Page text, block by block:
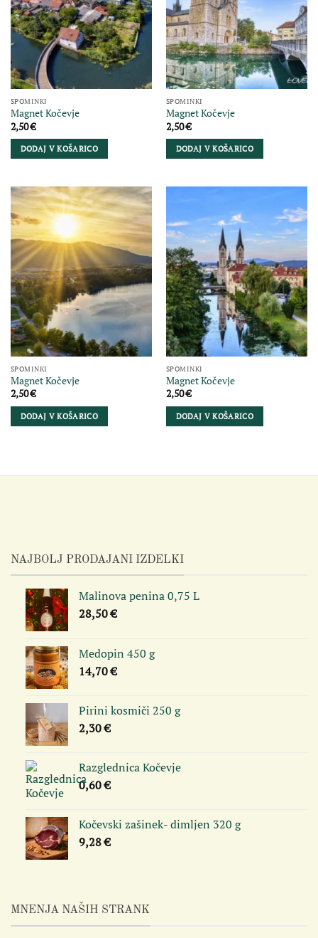
SPOMINKI
Magnet Kočevje
2,50€
DODAJ V KOŠARICO
SPOMINKI
Magnet Kočevje
2,50€
DODAJ V KOŠARICO
SPOMINKI
Magnet Kočevje
2,50€
DODAJ V KOŠARICO
SPOMINKI
Magnet Kočevje
2,50€
DODAJ V KOŠARICO
MNENJA NAŠIH STRANK
NAJBOLJ PRODAJANI IZDELKI
Malinova penina 0,75 L
28,50€
Medopin 450 g
14,70€
Pirini kosmiči 250 g
2,30€
Razglednica Kočevje
0,60€
Kočevski zašinek- dimljen 320 g
9,28€